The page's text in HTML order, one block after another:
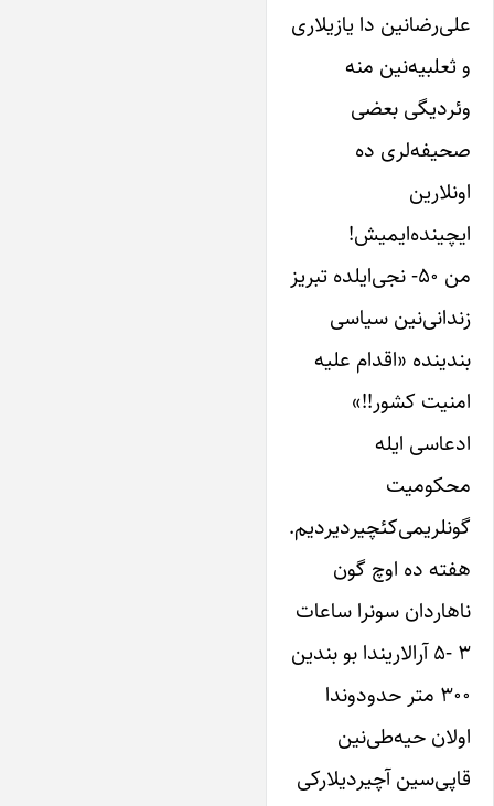
علی‌رضانین دا‌ یازیلاری
و ثعلبیه‌نین منه
وئردیگی بعضی
صحیفه‌لری ده
اونلارین
‌ایچینده‌ایمیش!
من ۵۰- نجی‌ایلده تبریز
زندانی‌نین ‌سیاسی
بندینده «اقدام علیه
امنیت کشور!!»
ادعاسی ‌ایله
محکومیت
گونلریمی‌کئچیردیردیم.
هفته ده اوچ گون
ناهاردان سونرا ساعات
۳ -۵ آرالاریندا بو بندین
۳۰۰ متر حدودوندا
اولان حیه‌طی‌نین
قاپی‌سین آچیردیلارکی